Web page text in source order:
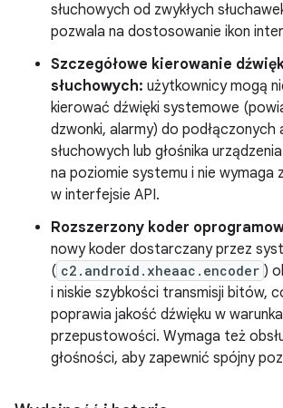
słuchowych od zwykłych
pozwala na dostosowanie ikon
Szczegółowe kierowanie
słuchowych: użytkownicy mogą
kierować dźwięki systemowe
dzwonki, alarmy) do
słuchowych lub głośnika
na poziomie systemu i nie wymaga
w interfejsie API.
Rozszerzony koder
nowy koder dostarczany przez
( c2.android.xheaac.encoder )
i niskie szybkości transmisji bitów,
poprawia jakość dźwięku w
przepustowości. Wymaga też
głośności, aby zapewnić spójny